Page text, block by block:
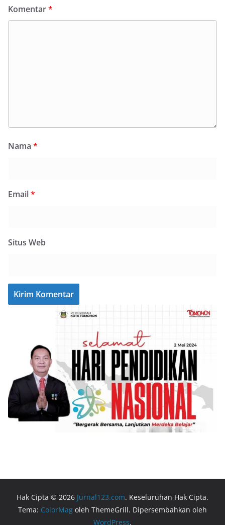
Komentar*
Nama *
Email*
Situs Web
Hak Cipta © 2026 Jurnal123.com. Keseluruhan Hak Cipta.
Tema: ColorMag oleh ThemeGrill. Dipersembahkan oleh
WordPress.